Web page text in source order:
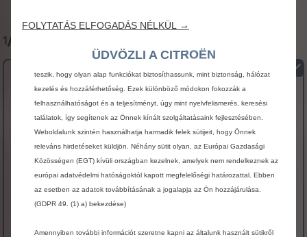
1/
Berlingo PLUS XL
FŐBB FELSZERELTSÉG
Multifunkciós kormány
Külső visszapillantó tükörházak Perla Nera fekete
fényezéssel
Digitális műszeregység monokróm kijelzővel
ELEKTROMOS VÁLTOZATBAN IS ELÉRHETŐ
9 450 000 Ft bruttó
További részletek
FOLYTATÁS ELFOGADÁS NÉLKÜL →
ÜDVÖZLI A CITROËN
felhasználói élményt tudjuk biztosítani Önnek a weboldalon. A sütik lehetővé
teszik, hogy olyan alap funkciókat biztosíthassunk, mint biztonság, hálózat
kezelés és hozzáférhetőség. Ezek különböző módokon fokozzák a
felhasználhatóságot és a teljesítményt, úgy mint nyelvfelismerés, keresési
találatok, így segítenek az Önnek kínált szolgáltatásaink fejlesztésében.
Weboldalunk szintén használhatja harmadik felek sütijeit, hogy Önnek
releváns hirdetéseket küldjön. Néhány sütit olyan, az Európai Gazdasági
Közösségen (EGT) kívüli országban kezelnek, amelyek nem rendelkeznek az
európai adatvédelmi hatóságoktól kapott megfelelőségi határozattal. Ebben
az esetben az adatok továbbításának a jogalapja az Ön hozzájárulása.
(GDPR 49. (1) a) bekezdése)
Amennyiben további információt szeretne kapni az általunk használt sütikről